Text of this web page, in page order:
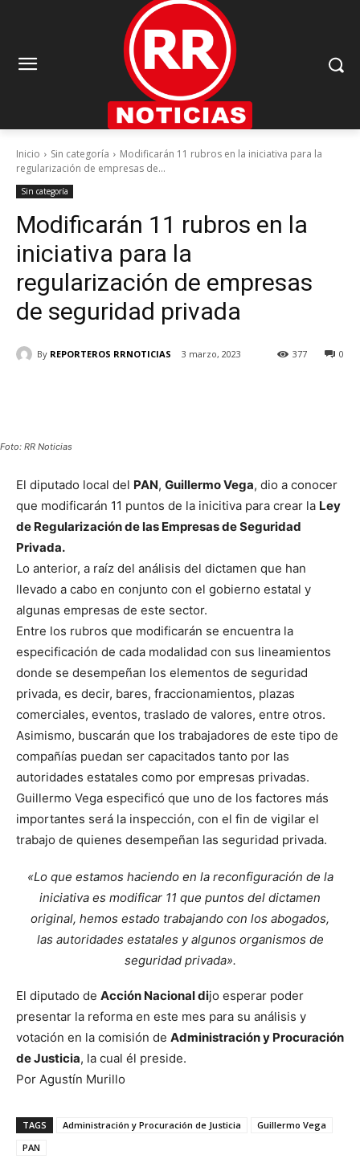
Inicio Sin categoría
Modificarán 11 rubros en la iniciativa para la
regularización de empresas de...
Sin categoría
Modificarán 11 rubros en la
iniciativa para la
regularización de empresas
de seguridad privada
By REPORTEROS RRNOTICIAS 3 marzo, 2023 0
377
Foto: RR Noticias
El diputado local del PAN, Guillermo Vega, dio a conocer
que modificarán 11 puntos de la inicitiva para crear la Ley
de Regularización de las Empresas de Seguridad
Privada.
Lo anterior, a raíz del análisis del dictamen que han
llevado a cabo en conjunto con el gobierno estatal y
algunas empresas de este sector.
Entre los rubros que modificarán se encuentra la
especificación de cada modalidad con sus lineamientos
donde se desempeñan los elementos de seguridad
privada, es decir, bares, fraccionamientos, plazas
comerciales, eventos, traslado de valores, entre otros.
Asimismo, buscarán que los trabajadores de este tipo de
compañías puedan ser capacitados tanto por las
autoridades estatales como por empresas privadas.
Guillermo Vega especificó que uno de los factores más
importantes será la inspección, con el fin de vigilar el
trabajo de quienes desempeñan las seguridad privada.
«Lo que estamos haciendo en la reconfiguración de la
iniciativa es modificar 11 que puntos del dictamen
original, hemos estado trabajando con los abogados,
las autoridades estatales y algunos organismos de
seguridad privada».
El diputado de Acción Nacional dijo esperar poder
presentar la reforma en este mes para su análisis y
votación en la comisión de Administración y Procuración
de Justicia, la cual él preside.
Por Agustín Murillo
TAGS Administración y Procuración de Justicia
Guillermo Vega
PAN